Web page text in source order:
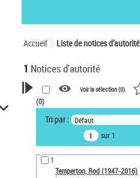
Accueil Liste de notices d’autorité
1 Notices d'autorité
VOTRE RECHERCHE
Recherche avancée dans les
notices d’autorité
Œuvres liées à l'auteur :
Temperton, Rod (1947-2016)
Voir la sélection (0)
(0)
Tri par : Défaut
sur 1
1
Temperton, Rod (1947-2016)